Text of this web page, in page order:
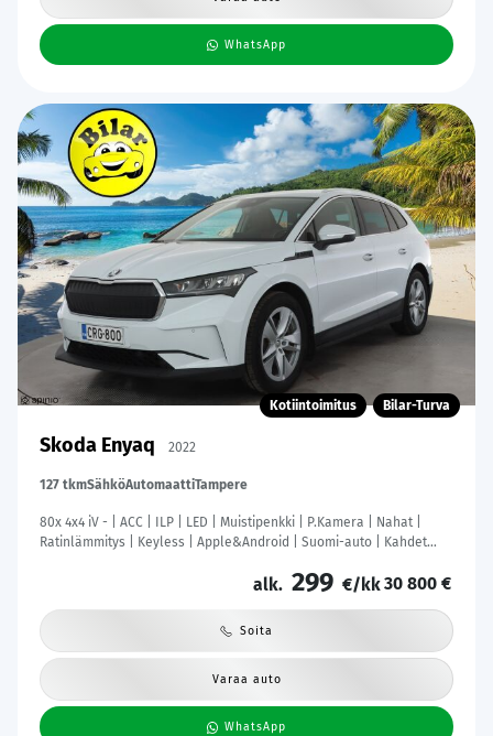
WhatsApp
Kotiintoimitus Bilar-Turva
Skoda Enyaq 2022
127 tkmSähköAutomaattiTampere
80x 4x4 iV - | ACC | ILP | LED | Muistipenkki | P.Kamera | Nahat |
Ratinlämmitys | Keyless | Apple&Android | Suomi-auto | Kahdet
alk. 299 €/kk30 800 €
Soita
Varaa auto
WhatsApp